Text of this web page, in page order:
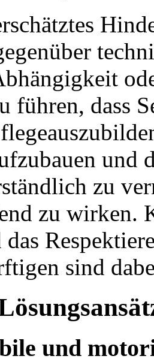
führen, dass
und
zu
zu wirken.
sind
und